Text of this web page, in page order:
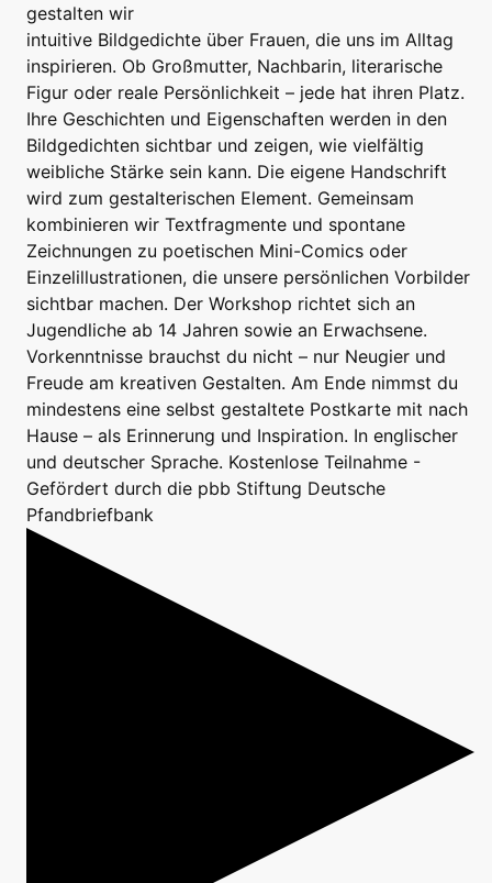
gestalten wir
intuitive Bildgedichte über Frauen, die uns im Alltag
inspirieren. Ob Großmutter, Nachbarin, literarische
Figur oder reale Persönlichkeit – jede hat ihren Platz.
Ihre Geschichten und Eigenschaften werden in den
Bildgedichten sichtbar und zeigen, wie vielfältig
weibliche Stärke sein kann. Die eigene Handschrift
wird zum gestalterischen Element. Gemeinsam
kombinieren wir Textfragmente und spontane
Zeichnungen zu poetischen Mini-Comics oder
Einzelillustrationen, die unsere persönlichen Vorbilder
sichtbar machen. Der Workshop richtet sich an
Jugendliche ab 14 Jahren sowie an Erwachsene.
Vorkenntnisse brauchst du nicht – nur Neugier und
Freude am kreativen Gestalten. Am Ende nimmst du
mindestens eine selbst gestaltete Postkarte mit nach
Hause – als Erinnerung und Inspiration. In englischer
und deutscher Sprache. Kostenlose Teilnahme -
Gefördert durch die pbb Stiftung Deutsche
Pfandbriefbank